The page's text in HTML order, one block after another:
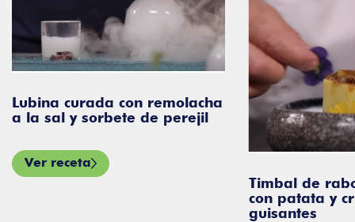
Lubina curada con remolacha
a la sal y sorbete de perejil
Ver receta
Timbal de
con patata y
guisantes